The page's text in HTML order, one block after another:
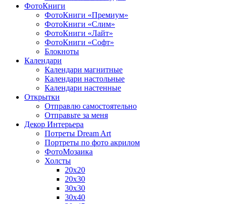
ФотоКниги
ФотоКниги «Премиум»
ФотоКниги «Слим»
ФотоКниги «Лайт»
ФотоКниги «Софт»
Блокноты
Календари
Календари магнитные
Календари настольные
Календари настенные
Открытки
Отправлю самостоятельно
Отправьте за меня
Декор Интерьера
Потреты Dream Art
Портреты по фото акрилом
ФотоМозаика
Холсты
20х20
20х30
30х30
30х40